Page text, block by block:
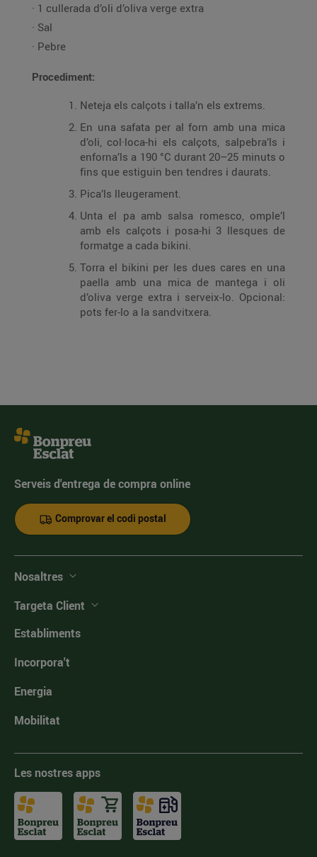
· 1 cullerada d’oli d’oliva verge extra
· Sal
· Pebre
Procediment:
Neteja els calçots i talla’n els extrems.
En una safata per al forn amb una mica
d’oli, col·loca-hi els calçots, salpebra’ls i
enforna’ls a 190 °C durant 20–25 minuts o
fins que estiguin ben tendres i daurats.
Pica’ls lleugerament.
Unta el pa amb salsa romesco, omple’l
amb els calçots i posa-hi 3 llesques de
formatge a cada bikini.
Torra el bikini per les dues cares en una
paella amb una mica de mantega i oli
d’oliva verge extra i serveix-lo. Opcional:
pots fer-lo a la sandvitxera.
Serveis d'entrega de compra online
Comprovar el codi postal
Nosaltres
Targeta Client
Establiments
Incorpora't
Energia
Mobilitat
Les nostres apps